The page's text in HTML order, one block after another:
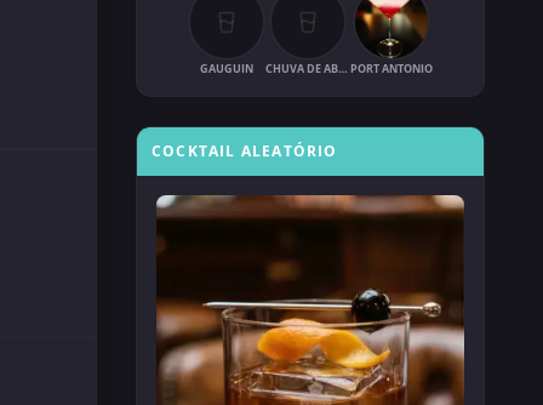
GAUGUIN CHUVA DE ABRIL PORT ANTONIO
COCKTAIL ALEATÓRIO